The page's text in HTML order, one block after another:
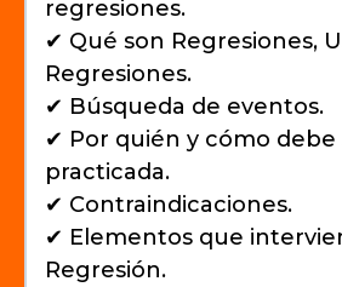
regresiones.
✔ Qué son Regresiones,
Regresiones.
✔ Búsqueda de eventos.
✔ Por quién y cómo debe
practicada.
✔ Contraindicaciones.
✔ Elementos que
Regresión.